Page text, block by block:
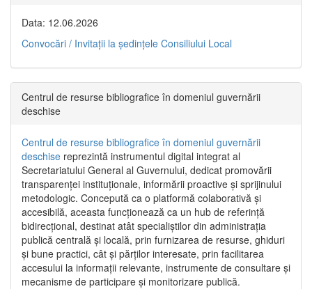
Data: 12.06.2026
Convocări / Invitaţii la şedinţele Consiliului Local
Centrul de resurse bibliografice în domeniul guvernării
deschise
Centrul de resurse bibliografice în domeniul guvernării
deschise reprezintă instrumentul digital integrat al
Secretariatului General al Guvernului, dedicat promovării
transparenței instituționale, informării proactive și sprijinului
metodologic. Concepută ca o platformă colaborativă și
accesibilă, aceasta funcționează ca un hub de referință
bidirecțional, destinat atât specialiștilor din administrația
publică centrală și locală, prin furnizarea de resurse, ghiduri
și bune practici, cât și părților interesate, prin facilitarea
accesului la informații relevante, instrumente de consultare și
mecanisme de participare și monitorizare publică.